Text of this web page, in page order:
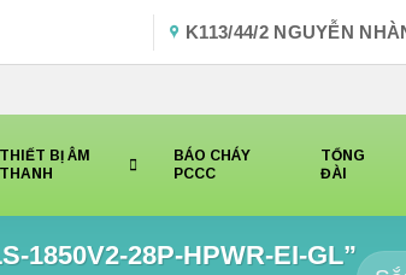
K113/44/2 NGUYỄN
THIẾT BỊ ÂM
THANH
BÁO CHÁY
PCCC
TỔNG
ĐÀI
1850V2-28P-HPWR-EI-GL”